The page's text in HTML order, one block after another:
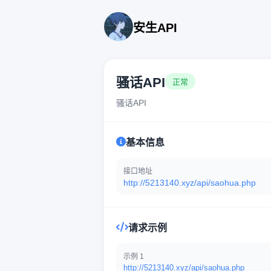
安生API
骚话API 正常
骚话API
基本信息
接口地址
http://5213140.xyz/api/saohua.php
请求示例
示例 1
http://5213140.xyz/api/saohua.php